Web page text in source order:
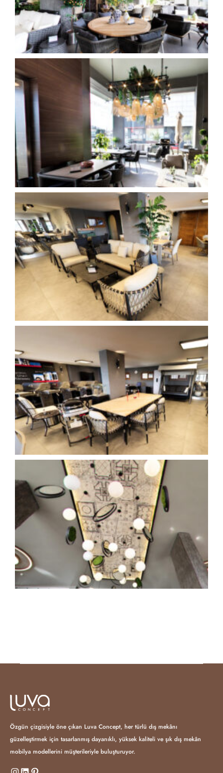
Özgün çizgisiyle öne çıkan Luva Concept, her türlü dış mekânı
güzelleştirmek için tasarlanmış dayanıklı, yüksek kaliteli ve şık dış mekân
mobilya modellerini müşterileriyle buluşturuyor.